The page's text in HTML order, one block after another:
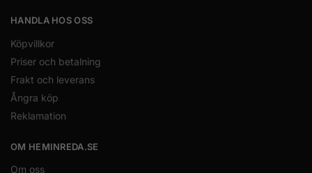
HANDLA HOS OSS
Köpvillkor
Priser och betalning
Frakt och leverans
Ångra köp
Reklamation
OM HEMINREDA.SE
Om oss